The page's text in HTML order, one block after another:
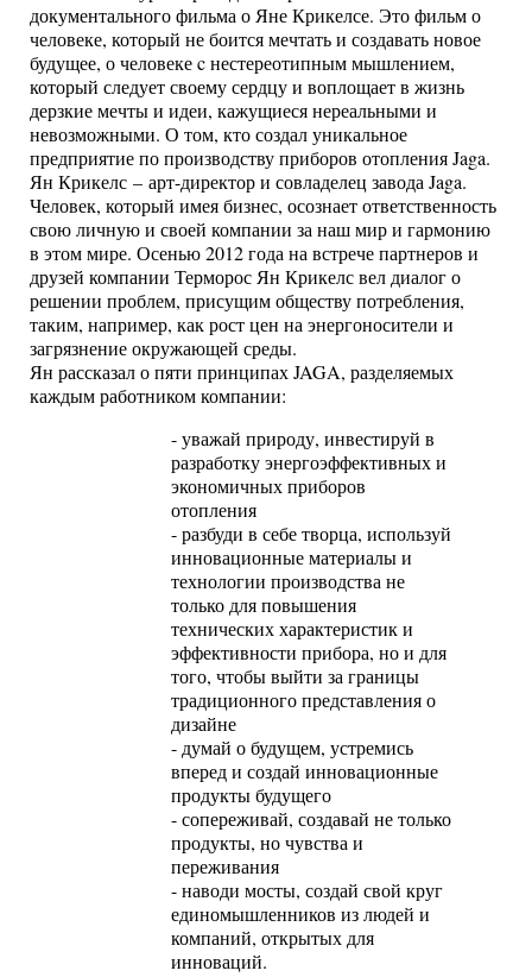
документального фильма о Яне Крикелсе. Это фильм о
человеке, который не боится мечтать и создавать новое
будущее, о человеке c нестереотипным мышлением,
который следует своему сердцу и воплощает в жизнь
дерзкие мечты и идеи, кажущиеся нереальными и
невозможными. О том, кто создал уникальное
предприятие по производству приборов отопления Jaga.
Ян Крикелс – арт-директор и совладелец завода Jaga.
Человек, который имея бизнес, осознает ответственность
свою личную и своей компании за наш мир и гармонию
в этом мире. Осенью 2012 года на встрече партнеров и
друзей компании Терморос Ян Крикелс вел диалог о
решении проблем, присущим обществу потребления,
таким, например, как рост цен на энергоносители и
загрязнение окружающей среды.
Ян рассказал о пяти принципах JAGA, разделяемых
каждым работником компании:
- уважай природу, инвестируй в
разработку энергоэффективных и
экономичных приборов
отопления
- разбуди в себе творца, используй
инновационные материалы и
технологии производства не
только для повышения
технических характеристик и
эффективности прибора, но и для
того, чтобы выйти за границы
традиционного представления о
дизайне
- думай о будущем, устремись
вперед и создай инновационные
продукты будущего
- сопереживай, создавай не только
продукты, но чувства и
переживания
- наводи мосты, создай свой круг
единомышленников из людей и
компаний, открытых для
инноваций.